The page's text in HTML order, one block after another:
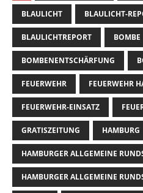
BLAULICHT BLAULICHT-
BLAULICHTREPORT BOMBE
BOMBENENTSCHÄRFUNG
FEUERWEHR FEUERWEHR
FEUERWEHR-EINSATZ
GRATISZEITUNG HAMBURG
HAMBURGER ALLGEMEINE
HAMBURGER ALLGEMEINE